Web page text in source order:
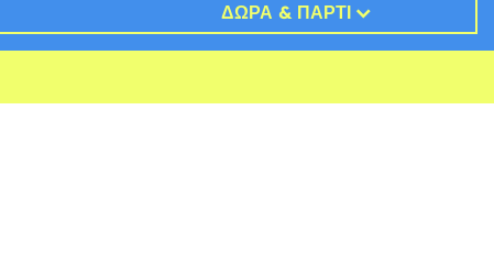
ΔΏΡΑ & ΠΆΡΤΙ